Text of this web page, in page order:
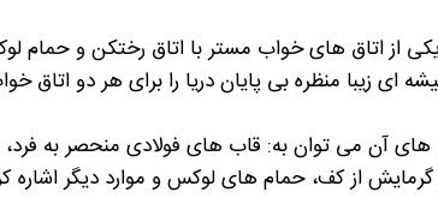
از اتاق های خواب مستر با اتاق رختکن و حمام
زیبا منظره بی پایان دریا را برای هر دو اتاق
آن می توان به: قاب های فولادی منحصر به فرد،
از کف، حمام های لوکس و موارد دیگر اشاره